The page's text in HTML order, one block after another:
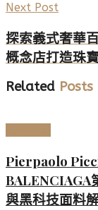
Next Post
探索義式奢華
概念店打造珠
Related Posts
Pierpaolo
BALENCIAGA
與黑科技面料